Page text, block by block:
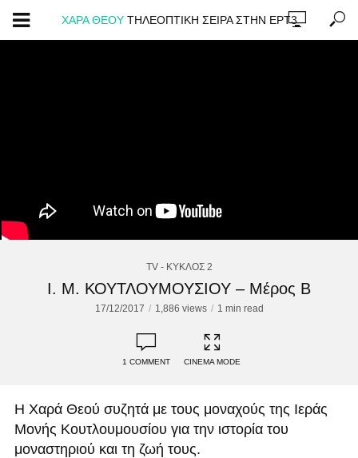
ΧΑΡΑ ΘΕΟΥ ΤΗΛΕΟΠΤΙΚΗ ΣΕΙΡΑ ΣΤΗΝ ΕΡΤ3
TV - ΚΥΚΛΟΣ 2
Ι. Μ. ΚΟΥΤΛΟΥΜΟΥΣΙΟΥ – Μέρος Β
17/12/2017 1,886 views 1 min read
1 COMMENT CINEMA MODE
Η Χαρά Θεού συζητά με τους μοναχούς της Ιεράς
Μονής Κουτλουμουσίου για την ιστορία του
μοναστηριού και τη ζωή τους.